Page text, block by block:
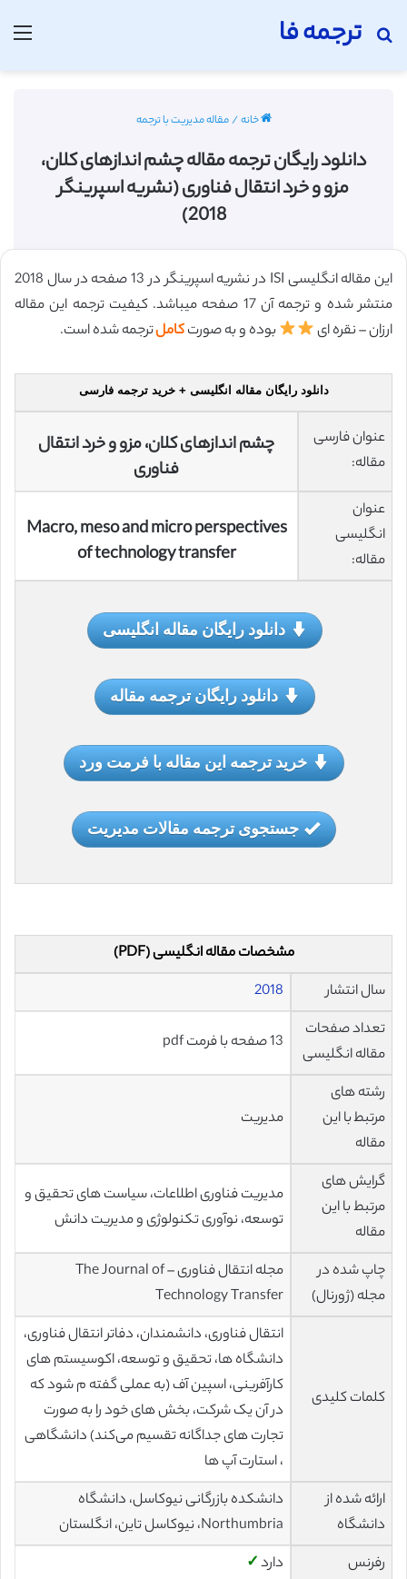
ترجمه فا
جستجو برای
خانه/مقاله مدیریت با ترجمه
دانلود رایگان ترجمه مقاله چشم اندازهای کلان،
مزو و خرد انتقال فناوری (نشریه اسپرینگر
2018)
این مقاله انگلیسی ISI در نشریه اسپرینگر در 13 صفحه در سال 2018
منتشر شده و ترجمه آن 17 صفحه میباشد. کیفیت ترجمه این مقاله
ارزان – نقره ای
بوده و به صورتکاملترجمه شده است.
دانلود رایگان مقاله انگلیسی + خرید ترجمه فارسی
عنوان فارسی
مقاله:
چشم اندازهای کلان، مزو و خرد انتقال
فناوری
عنوان
انگلیسی
مقاله:
Macro, meso and micro perspectives
of technology transfer
دانلود رایگان مقاله انگلیسی
دانلود رایگان ترجمه مقاله
خرید ترجمه این مقاله با فرمت ورد
جستجوی ترجمه مقالات مدیریت
مشخصات مقاله انگلیسی (PDF)
سال انتشار
2018
تعداد صفحات
مقاله انگلیسی
13 صفحه با فرمت pdf
رشته های
مرتبط با این
مقاله
مدیریت
گرایش های
مرتبط با این
مقاله
مدیریت فناوری اطلاعات، سیاست های تحقیق و
توسعه، نوآوری تکنولوژیو مدیریت دانش
چاپ شده در
مجله (ژورنال)
مجله انتقال فناوری – The Journal of
Technology Transfer
کلمات کلیدی
انتقال فناوری، دانشمندان، دفاتر انتقال فناوری،
دانشگاه ها، تحقیق و توسعه، اکوسیستم های
کارآفرینی، اسپین آف (به عملی گفته م ‌شود که
در آن یک شرکت، بخش های خود را به صورت
تجارت های جداگانه تقسیم می‌کند) دانشگاهی
، استارت آپ ها
ارائه شده از
دانشگاه
دانشکده بازرگانی نیوکاسل، دانشگاه
Northumbria، نیوکاسل تاین، انگلستان
رفرنس
دارد✓